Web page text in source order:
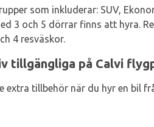
som inkluderar: SUV,
3 och 5 dörrar finns att hyra.
4 resväskor.
tillgängliga på Calvi
extra tillbehör när du hyr en bil